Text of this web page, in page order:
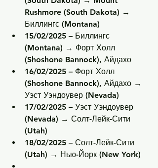
Rushmore (South Dakota) →
Биллингс (Montana)
15/02/2025 – Биллингс
(Montana) → Форт Холл
(Shoshone Bannock), Айдахо
16/02/2025 – Форт Холл
(Shoshone Bannock), Айдахо →
Уэст Уэндоувер (Nevada)
17/02/2025 – Уэст Уэндоувер
(Nevada) → Солт-Лейк-Сити
(Utah)
18/02/2025 – Солт-Лейк-Сити
(Utah) → Нью-Йорк (New York)